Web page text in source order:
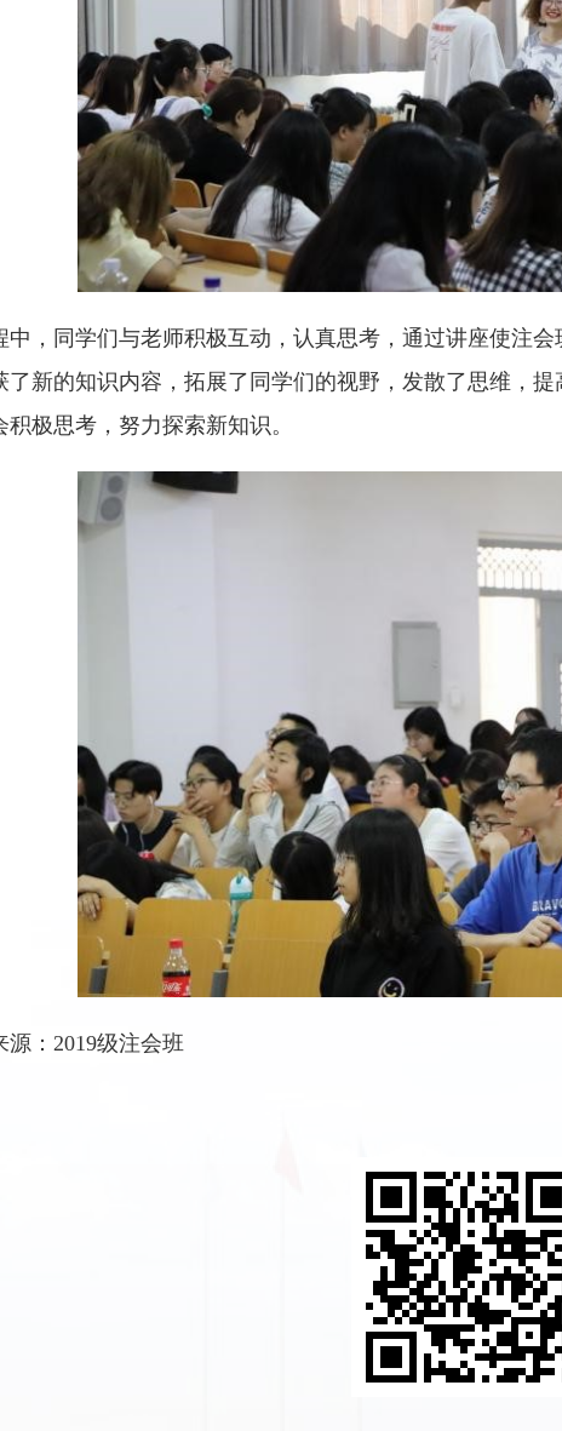
中，同学们与老师积极互动，认真思考，通过讲座使注
了新的知识内容，拓展了同学们的视野，发散了思维，
极思考，努力探索新知识。
：2019级注会班